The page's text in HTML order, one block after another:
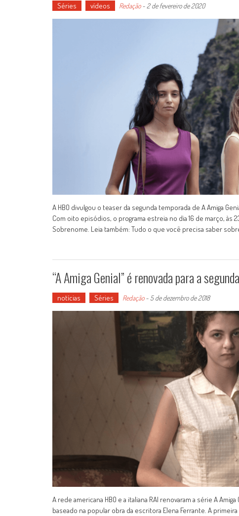
Séries vídeos Redação- 2 de fevereiro de 2020
A HBO divulgou o teaser da segunda temporada de A Amiga
Com oito episódios, o programa estreia no dia 16 de março, às
Sobrenome. Leia também: Tudo o que você precisa saber
“A Amiga Genial” é renovada para a
notícias Séries Redação- 5 de dezembro de 2018
A rede americana HBO e a italiana RAI renovaram a série A
baseado na popular obra da escritora Elena Ferrante. A